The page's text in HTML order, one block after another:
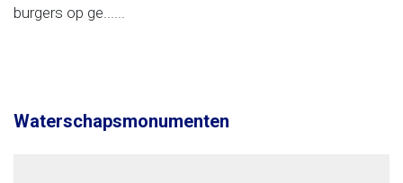
burgers op ge......
Waterschapsmonumenten